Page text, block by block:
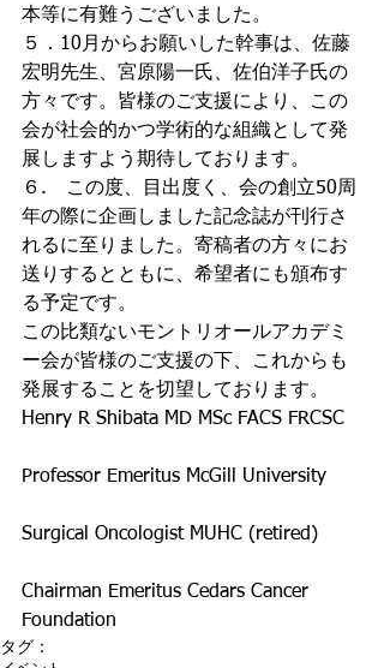
本等に有難うございました。
５．10月からお願いした幹事は、佐藤
宏明先生、宮原陽一氏、佐伯洋子氏の
方々です。皆様のご支援により、この
会が社会的かつ学術的な組織として発
展しますよう期待しております。
６.　この度、目出度く、会の創立50周
年の際に企画しました記念誌が刊行さ
れるに至りました。寄稿者の方々にお
送りするとともに、希望者にも頒布す
る予定です。
この比類ないモントリオールアカデミ
ー会が皆様のご支援の下、これからも
発展することを切望しております。
Henry R Shibata MD MSc FACS FRCSC
Professor Emeritus McGill University
Surgical Oncologist MUHC (retired)
Chairman Emeritus Cedars Cancer
Foundation
タグ：